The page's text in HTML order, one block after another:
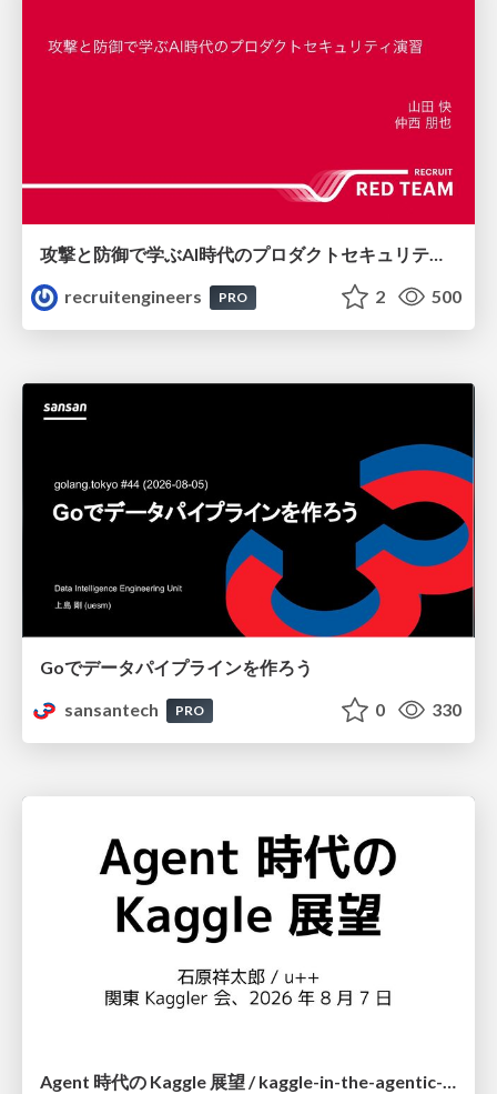
攻撃と防御で学ぶAI時代のプロダクトセキュリティ演習
recruitengineers
PRO 2 500
Goでデータパイプラインを作ろう
sansantech
PRO 0 330